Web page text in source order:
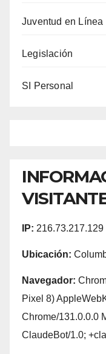
Juventud en Línea
Legislación
SI Personal
IP: 216.73.217.129
Ubicación:
Navegador:
Pixel 8)
Chrome/131.0.0.0
ClaudeBot/1.0;